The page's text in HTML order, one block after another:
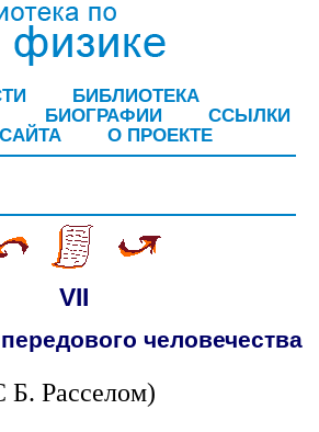
БИБЛИОТЕКА
БИОГРАФИИ
ССЫЛКИ
О ПРОЕКТЕ
VII
человечества
Расселом)